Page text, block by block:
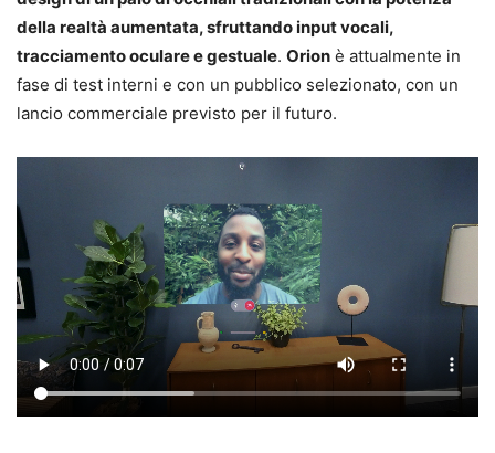
della realtà aumentata, sfruttando input vocali,
tracciamento oculare e gestuale. Orion è attualmente in
fase di test interni e con un pubblico selezionato, con un
lancio commerciale previsto per il futuro.